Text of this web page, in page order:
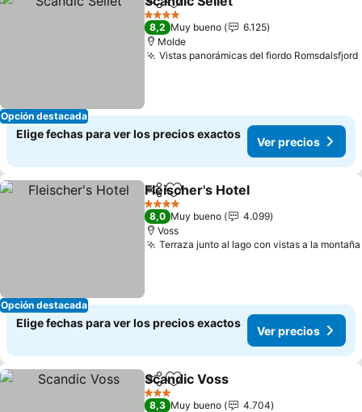
Opción destacada
CompartirAgregar a favoritos
4 Estrellas
8,2 Muy bueno
6.125
Molde
Vistas panorámicas del fiordo Romsdalsfjord
Elige fechas para ver los precios exactos
Ver precios
Opción destacada
CompartirAgregar a favoritos
Fleischer's Hotel
4 Estrellas
8,0 Muy bueno
4.099
Voss
Terraza junto al lago con vistas a la montaña
Elige fechas para ver los precios exactos
Ver precios
CompartirAgregar a favoritos
Scandic Voss
3 Estrellas
8,3 Muy bueno
4.704